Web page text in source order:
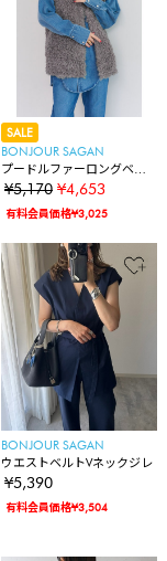
SALE
BONJOUR SAGAN
プードルファーロングベス
ト
¥5,170 ¥4,653
有料会員価格¥3,025
BONJOUR SAGAN
ウエストベルトVネックジレ
¥5,390
有料会員価格¥3,504